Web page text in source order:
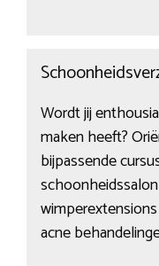
Wordt jij
maken heeft?
bijpassende
acne